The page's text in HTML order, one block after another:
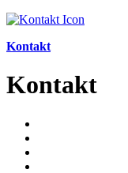
Kontakt
Kontakt